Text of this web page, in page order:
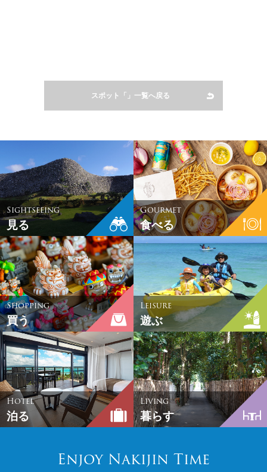
スポット「」一覧へ戻る
Sightseeing
見る
Gourmet
食べる
Shopping
買う
Leisure
遊ぶ
Hotel
泊る
Living
暮らす
Enjoy Nakijin Time